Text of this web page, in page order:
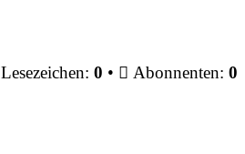
Lesezeichen: 0 • Abonnenten: 0